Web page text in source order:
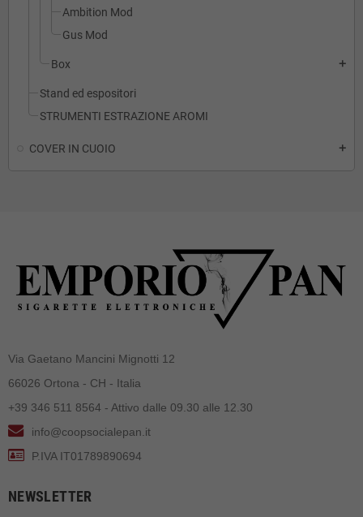
Ambition Mod
Gus Mod
Box add
Stand ed espositori
STRUMENTI ESTRAZIONE AROMI
COVER IN CUOIO add
Via Gaetano Mancini Mignotti 12
66026 Ortona - CH - Italia
+39 346 511 8564 - Attivo dalle 09.30 alle 12.30
info@coopsocialepan.it
P.IVA IT01789890694
NEWSLETTER